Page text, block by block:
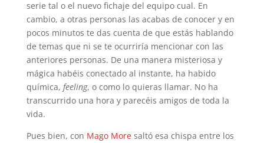
serie tal o el nuevo fichaje del equipo cual. En
cambio, a otras personas las acabas de conocer y en
pocos minutos te das cuenta de que estás hablando
de temas que ni se te ocurriría mencionar con las
anteriores personas. De una manera misteriosa y
mágica habéis conectado al instante, ha habido
química, feeling, o como lo quieras llamar. No ha
transcurrido una hora y parecéis amigos de toda la
vida.
Pues bien, con Mago Moresaltó esa chispa entre los